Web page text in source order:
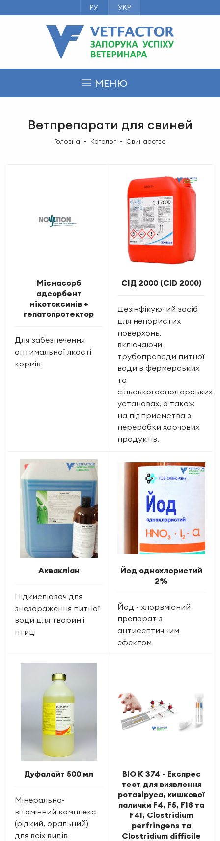
РУ УКР
МЕНЮ
Ветпрепарати для свиней
Головна Каталог Свинарство
Місмасорб
адсорбент
мікотоксинів +
гепатопротектор
Для забезпечення
оптимальної якості
кормів
СІД 2000 (CID 2000)
Дезінфікуючий засіб
для непористих
поверхонь,
включаючи
трубопроводи питної
води в фермерських
та
сільськогосподарських
установах, а також
на підприємства з
переробки харчових
продуктів.
Аквакліан
Підкислювач для
знезараження питної
води для тварин і
птиці
Йод однохлористий
2%
Йод - хлорвмісний
препарат з
антисептичним
ефектом
Дуфалайт 500 мл
Мінерально-
вітамінний комплекс
(рідкий, оральний)
для всіх видів
BIO K 374 - Експрес
тест для виявлення
ротавіруса, кишкової
палички F4, F5, F18 та
F41, Clostridium
perfringens та
Clostridium difficile